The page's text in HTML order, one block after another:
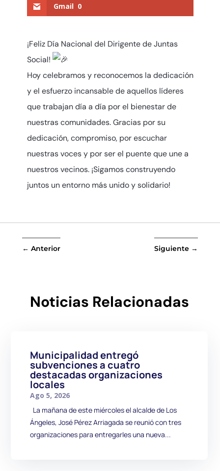
Gmail 0
¡Feliz Día Nacional del Dirigente de Juntas
Social!
Hoy celebramos y reconocemos la dedicación
y el esfuerzo incansable de aquellos líderes
que trabajan día a día por el bienestar de
nuestras comunidades. Gracias por su
dedicación, compromiso, por escuchar
nuestras voces y por ser el puente que une a
nuestros vecinos. ¡Sigamos construyendo
juntos un entorno más unido y solidario!
← Anterior Siguiente →
Noticias Relacionadas
Municipalidad entregó
subvenciones a cuatro
destacadas organizaciones
locales
Ago 5, 2026
La mañana de este miércoles el alcalde de Los
Ángeles, José Pérez Arriagada se reunió con tres
organizaciones para entregarles una nueva...